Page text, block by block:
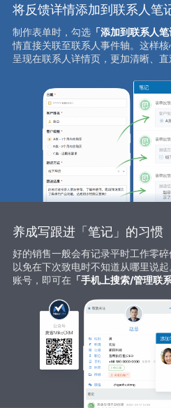
将反馈详情添加到联系人笔
制作表单时，勾选「添加到联系人笔
情直接关联至联系人事件轴。这样
呈现在联系人详情页，更加清晰、直
养成写跟进「笔记」的习惯
好的销售一般会有记录平时工作零
以免在下次致电时不知道从哪里说
账号，即可在「手机上搜索/管理联系